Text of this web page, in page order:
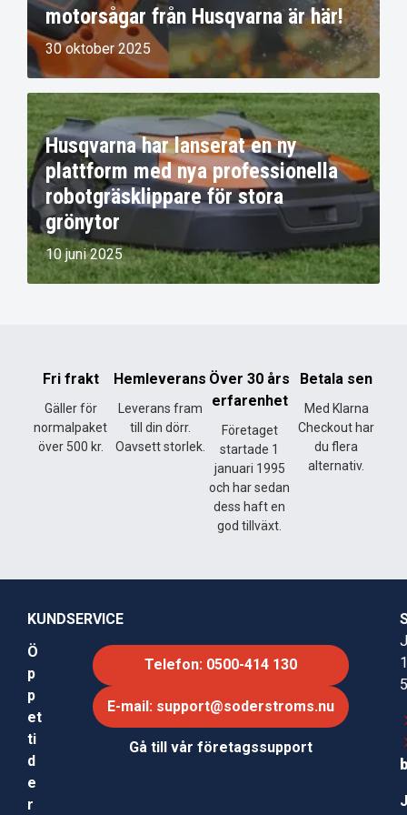
motorsågar från Husqvarna är här!
30 oktober 2025
Husqvarna har lanserat en ny
plattform med nya professionella
robotgräsklippare för stora
grönytor
10 juni 2025
Fri frakt
Gäller för
normalpaket
över 500 kr.
Hemleverans
Leverans fram
till din dörr.
Oavsett storlek.
Över 30 års
erfarenhet
Företaget
startade 1
januari 1995
och har sedan
dess haft en
god tillväxt.
Betala sen
Med Klarna
Checkout har
du flera
alternativ.
KUNDSERVICE
Ö
p
p
et
ti
d
e
r
Telefon: 0500-414 130
E-mail: support@soderstroms.nu
Gå till vår företagssupport